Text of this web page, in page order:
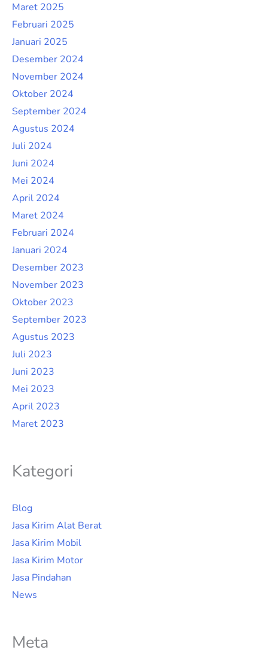
Maret 2025
Februari 2025
Januari 2025
Desember 2024
November 2024
Oktober 2024
September 2024
Agustus 2024
Juli 2024
Juni 2024
Mei 2024
April 2024
Maret 2024
Februari 2024
Januari 2024
Desember 2023
November 2023
Oktober 2023
September 2023
Agustus 2023
Juli 2023
Juni 2023
Mei 2023
April 2023
Maret 2023
Kategori
Blog
Jasa Kirim Alat Berat
Jasa Kirim Mobil
Jasa Kirim Motor
Jasa Pindahan
News
Meta